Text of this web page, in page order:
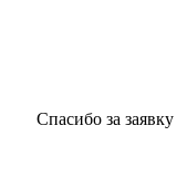
Спасибо за заявку